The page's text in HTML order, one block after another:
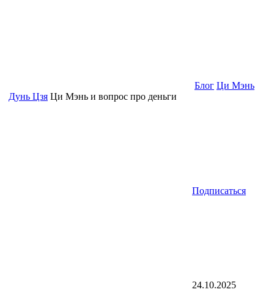
Блог Ци Мэнь
Дунь Цзя Ци Мэнь и вопрос про деньги
Подписаться
24.10.2025